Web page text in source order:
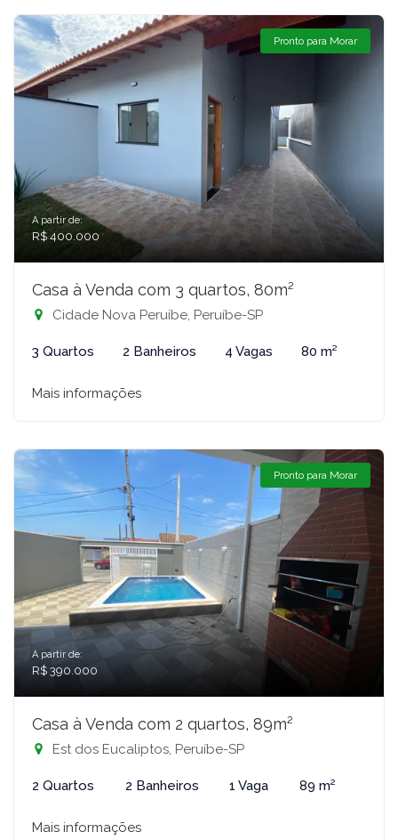
Pronto para Morar
A partir de:
R$ 400.000
Casa à Venda com 3 quartos, 80m²
Cidade Nova Peruíbe, Peruíbe-SP
3 Quartos 2 Banheiros 4 Vagas 80 m²
Mais informações
Pronto para Morar
A partir de:
R$ 390.000
Casa à Venda com 2 quartos, 89m²
Est dos Eucaliptos, Peruíbe-SP
2 Quartos 2 Banheiros 1 Vaga 89 m²
Mais informações